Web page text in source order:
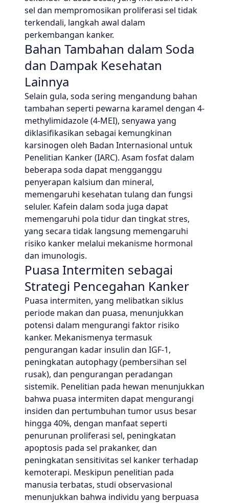
sel dan mempromosikan proliferasi sel tidak
terkendali, langkah awal dalam
perkembangan kanker.
Bahan Tambahan dalam Soda
dan Dampak Kesehatan
Lainnya
Selain gula, soda sering mengandung bahan
tambahan seperti pewarna karamel dengan 4-
methylimidazole (4-MEI), senyawa yang
diklasifikasikan sebagai kemungkinan
karsinogen oleh Badan Internasional untuk
Penelitian Kanker (IARC). Asam fosfat dalam
beberapa soda dapat mengganggu
penyerapan kalsium dan mineral,
memengaruhi kesehatan tulang dan fungsi
seluler. Kafein dalam soda juga dapat
memengaruhi pola tidur dan tingkat stres,
yang secara tidak langsung memengaruhi
risiko kanker melalui mekanisme hormonal
dan imunologis.
Puasa Intermiten sebagai
Strategi Pencegahan Kanker
Puasa intermiten, yang melibatkan siklus
periode makan dan puasa, menunjukkan
potensi dalam mengurangi faktor risiko
kanker. Mekanismenya termasuk
pengurangan kadar insulin dan IGF-1,
peningkatan autophagy (pembersihan sel
rusak), dan pengurangan peradangan
sistemik. Penelitian pada hewan menunjukkan
bahwa puasa intermiten dapat mengurangi
insiden dan pertumbuhan tumor usus besar
hingga 40%, dengan manfaat seperti
penurunan proliferasi sel, peningkatan
apoptosis pada sel prakanker, dan
peningkatan sensitivitas sel kanker terhadap
kemoterapi. Meskipun penelitian pada
manusia terbatas, studi observasional
menunjukkan bahwa individu yang berpuasa